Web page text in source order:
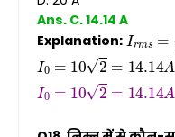
Ans. C. 14.14 A
Explanation: Ir
I0 2= 14.14
I0 2= 14.14